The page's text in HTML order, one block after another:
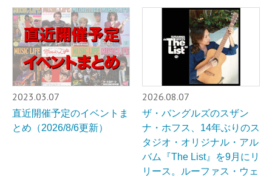
2023.03.07
直近開催予定のイベントま
とめ（2026/8/6更新）
2026.08.07
ザ・バングルズのスザン
ナ・ホフス、14年ぶりのス
タジオ・オリジナル・アル
バム『The List』を9月にリ
リース。ルーファス・ウェ